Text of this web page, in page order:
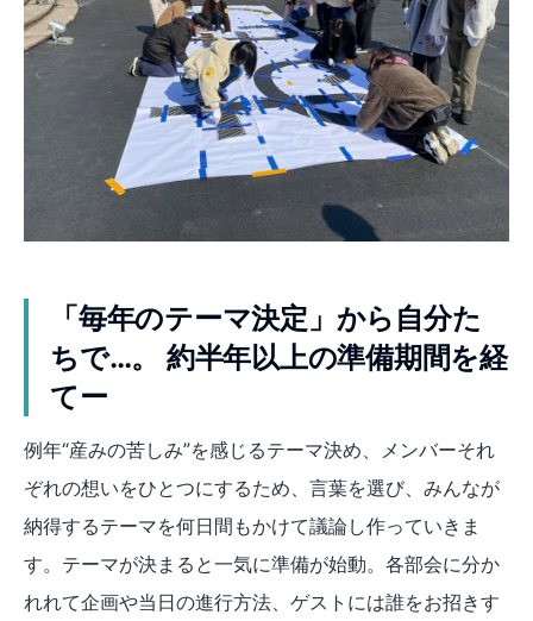
「毎年のテーマ決定」から自分た
ちで…。 約半年以上の準備期間を経
てー
例年“産みの苦しみ”を感じるテーマ決め、メンバーそれ
ぞれの想いをひとつにするため、言葉を選び、みんなが
納得するテーマを何日間もかけて議論し作っていきま
す。テーマが決まると一気に準備が始動。各部会に分か
れれて企画や当日の進行方法、ゲストには誰をお招きす